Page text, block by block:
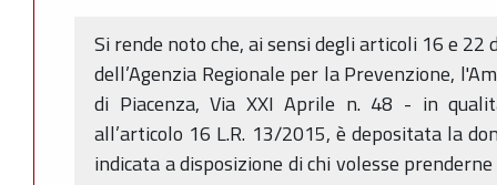
Si rende noto che, ai sensi degli articoli 16 e
dell’Agenzia Regionale per la Prevenzione,
di Piacenza, Via XXI Aprile n. 48 - in
all’articolo 16 L.R. 13/2015, è depositata la
indicata a disposizione di chi volesse